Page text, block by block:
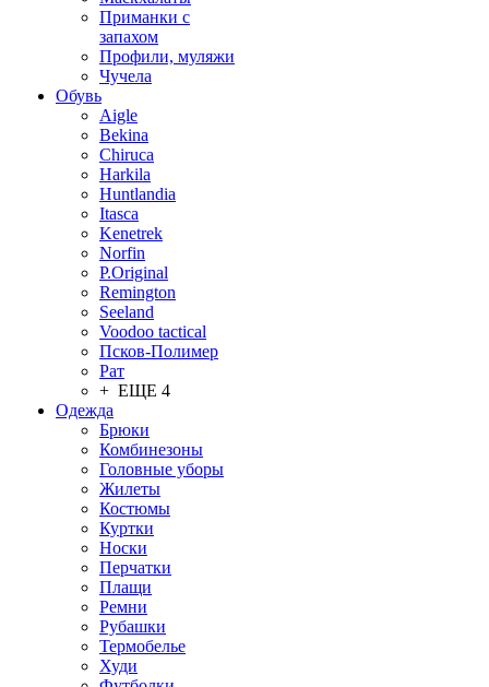
Приманки с
запахом
Профили, муляжи
Чучела
Обувь
Aigle
Bekina
Chiruсa
Harkila
Huntlandia
Itasca
Kenetrek
Norfin
P.Original
Remington
Seeland
Voodoo tactical
Псков-Полимер
Рат
+ ЕЩЕ 4
Одежда
Брюки
Комбинезоны
Головные уборы
Жилеты
Костюмы
Куртки
Носки
Перчатки
Плащи
Ремни
Рубашки
Термобелье
Худи